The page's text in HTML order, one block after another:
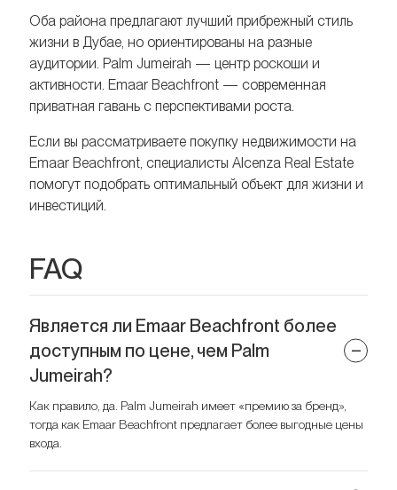
Оба района предлагают лучший прибрежный стиль
жизни в Дубае, но ориентированы на разные
аудитории. Palm Jumeirah — центр роскоши и
активности. Emaar Beachfront — современная
приватная гавань с перспективами роста.
Если вы рассматриваете покупку недвижимости на
Emaar Beachfront, специалисты Alcenza Real Estate
помогут подобрать оптимальный объект для жизни и
инвестиций.
FAQ
Является ли Emaar Beachfront более
доступным по цене, чем Palm
Jumeirah?
Как правило, да. Palm Jumeirah имеет «премию за бренд»,
тогда как Emaar Beachfront предлагает более выгодные цены
входа.